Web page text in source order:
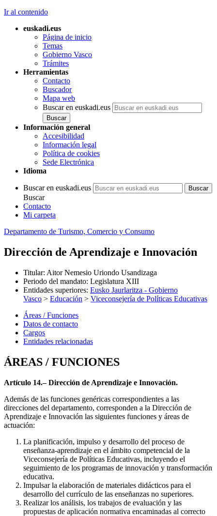
Ir al contenido
euskadi.eus
Página de inicio
Temas
Gobierno Vasco
Trámites
Herramientas
Contacto
Buscador
Mapa web
Buscar en euskadi.eus
Información general
Accesibilidad
Información legal
Política de cookies
Sede Electrónica
Idioma
Buscar en euskadi.eus
Buscar
Contacto
Mi carpeta
Departamento de Turismo, Comercio y Consumo
Dirección de Aprendizaje e Innovación
Titular: Aitor Nemesio Uriondo Usandizaga
Periodo del mandato: Legislatura XIII
Entidades superiores: Eusko Jaurlaritza - Gobierno
Vasco > Educación > Viceconsejería de Políticas Educativas
Áreas / Funciones
Datos de contacto
Cargos
Entidades relacionadas
ÁREAS / FUNCIONES
Artículo 14.– Dirección de Aprendizaje e Innovación.
Además de las funciones genéricas correspondientes a las
direcciones del departamento, corresponden a la Dirección de
Aprendizaje e Innovación las siguientes funciones y áreas de
actuación:
La planificación, impulso y desarrollo del proceso de
enseñanza-aprendizaje en el ámbito competencial de la
Viceconsejería de Políticas Educativas, incluyendo el
seguimiento de los programas de innovación y transformación
educativa.
Impulsar la elaboración de materiales didácticos para el
desarrollo del currículo de las enseñanzas no superiores.
Realizar los análisis, los trabajos de evaluación y las
propuestas de aplicación normativa encaminadas al correcto